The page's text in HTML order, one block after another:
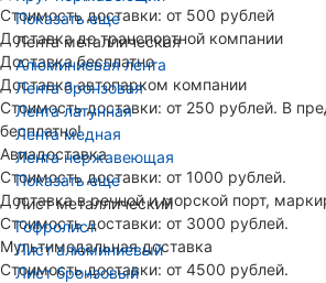
Показать еще
Лента металлическая
Алюминиевая лента
Лента бронзовая
Лента латунная
Лента медная
Лента нержавеющая
Показать еще
Лист металлический
Гофролист
Лист алюминиевый
Лист бронзовый
Стоимость доставки: от 500 рублей
Доставка до транспортной компании
Доставка бесплатно
Доставка автопарком компании
Стоимость доставки: от 250 рублей. В
бесплатно!
Авиадоставка
Стоимость доставки: от 1000 рублей.
Доставка в речной и морской порт,
Стоимость доставки: от 3000 рублей.
Мультимодальная доставка
Стоимость доставки: от 4500 рублей.